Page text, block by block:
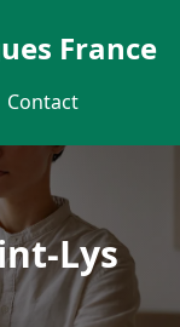
France
Contact
Lys